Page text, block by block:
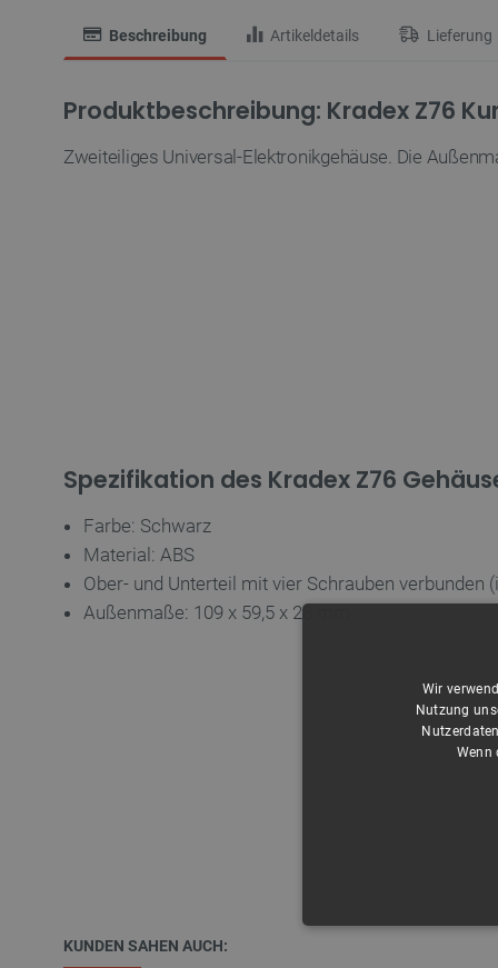
Beschreibung Artikeldetails Lieferung
Produktbeschreibung: Kradex Z76
Zweiteiliges Universal-Elektronikgehäuse. Die
Spezifikation des Kradex Z76
Farbe: Schwarz
Material: ABS
Ober- und Unterteil mit vier Schrauben verbunden
Außenmaße: 109 x 59,5 x 28 mm
KUNDEN SAHEN AUCH:
Wir
Nutzung
Wenn